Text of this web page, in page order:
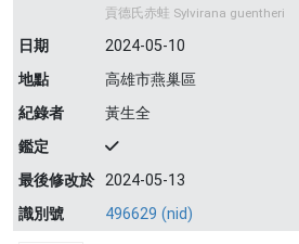
貢德氏赤蛙 Sylvirana guentheri
日期
2024-05-10
地點
高雄市燕巢區
紀錄者
黃生全
鑑定
最後修改於 2024-05-13
識別號
496629 (nid)